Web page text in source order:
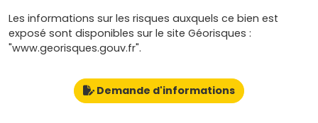
Les informations sur les risques auxquels ce bien est
exposé sont disponibles sur le site Géorisques :
"www.georisques.gouv.fr".
Demande d'informations